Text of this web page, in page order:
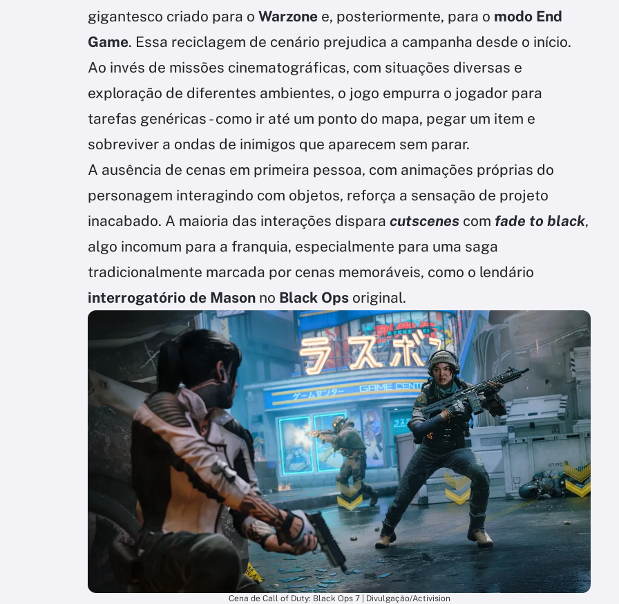
gigantesco criado para o Warzone e, posteriormente, para o modo End
Game. Essa reciclagem de cenário prejudica a campanha desde o início.
Ao invés de missões cinematográficas, com situações diversas e
exploração de diferentes ambientes, o jogo empurra o jogador para
tarefas genéricas - como ir até um ponto do mapa, pegar um item e
sobreviver a ondas de inimigos que aparecem sem parar.
A ausência de cenas em primeira pessoa, com animações próprias do
personagem interagindo com objetos, reforça a sensação de projeto
inacabado. A maioria das interações dispara cutscenes com fade to black,
algo incomum para a franquia, especialmente para uma saga
tradicionalmente marcada por cenas memoráveis, como o lendário
interrogatório de Mason no Black Ops original.
Cena de Call of Duty: Black Ops 7 | Divulgação/Activision